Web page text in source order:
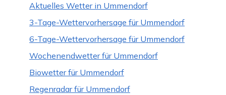
Aktuelles Wetter in Ummendorf
3-Tage-Wettervorhersage für Ummendorf
6-Tage-Wettervorhersage für Ummendorf
Wochenendwetter für Ummendorf
Biowetter für Ummendorf
Regenradar für Ummendorf